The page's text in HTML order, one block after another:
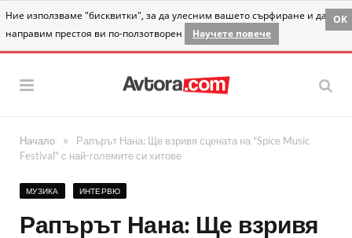
Ние използваме "бисквитки", за да улесним вашето сърфиране и да
направим престоя ви по-ползотворен
Научете повече
OK
Начало »
Рапърът Нана: Ще взривя сцената на "Spice Music
Festival" с най-големите си хитове
МУЗИКА ИНТЕРВЮ
Рапърът Нана: Ще взривя